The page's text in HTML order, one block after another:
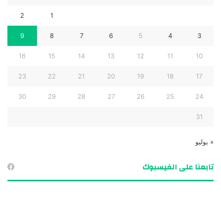
1
2
3
4
5
6
7
8
9
10
11
12
13
14
15
16
17
18
19
20
21
22
23
24
25
26
27
28
29
30
31
« يوليو
تابعنا على الفيسبوك